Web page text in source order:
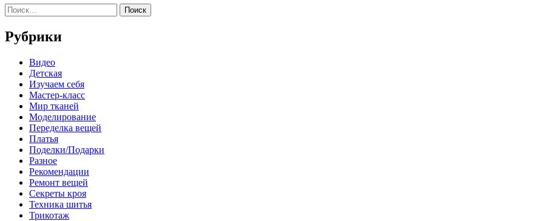
Найти:
Рубрики
Видео
Детская
Изучаем себя
Мастер-класс
Мир тканей
Моделирование
Переделка вещей
Платья
Поделки/Подарки
Разное
Рекомендации
Ремонт вещей
Секреты кроя
Техника шитья
Трикотаж